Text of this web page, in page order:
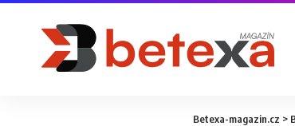
Betexa-magazin.cz >